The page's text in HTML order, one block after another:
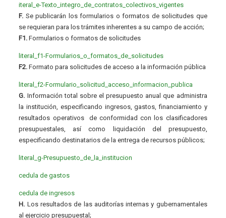
iteral_e-Texto_integro_de_contratos_colectivos_vigentes
F. Se publicarán los formularios o formatos de solicitudes que
se requieran para los trámites inherentes a su campo de acción;
F1. Formularios o formatos de solicitudes
literal_f1-Formularios_o_formatos_de_solicitudes
F2. Formato para solicitudes de acceso a la información pública
literal_f2-Formulario_solicitud_acceso_informacion_publica
G. Información total sobre el presupuesto anual que administra
la institución, especificando ingresos, gastos, financiamiento y
resultados operativos de conformidad con los clasificadores
presupuestales, así como liquidación del presupuesto,
especificando destinatarios de la entrega de recursos públicos;
literal_g-Presupuesto_de_la_institucion
cedula de gastos
cedula de ingresos
H. Los resultados de las auditorías internas y gubernamentales
al ejercicio presupuestal;